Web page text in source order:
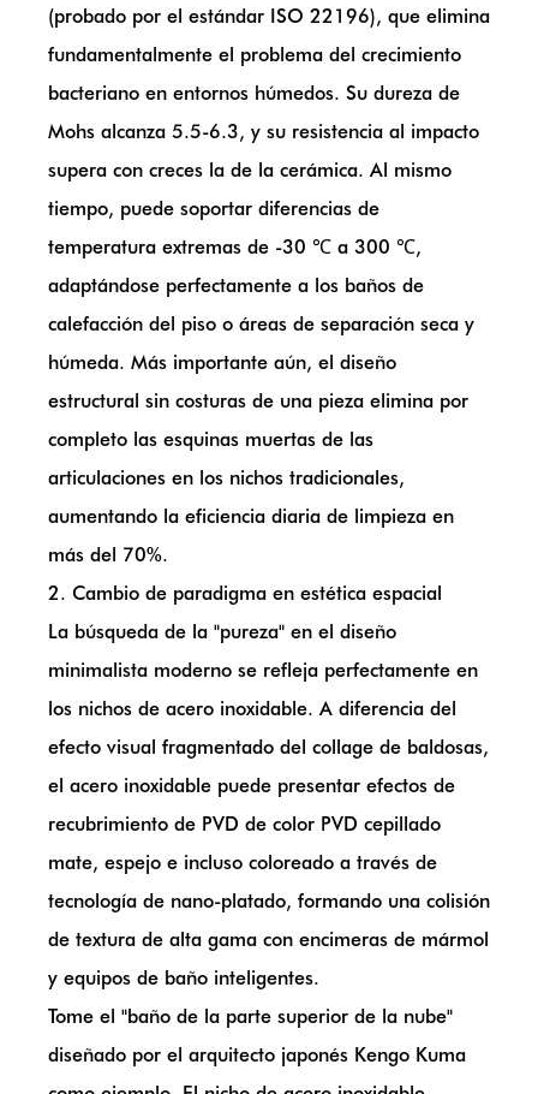
(probado por el estándar ISO 22196), que elimina
fundamentalmente el problema del crecimiento
bacteriano en entornos húmedos. Su dureza de
Mohs alcanza 5.5-6.3, y su resistencia al impacto
supera con creces la de la cerámica. Al mismo
tiempo, puede soportar diferencias de
temperatura extremas de -30 ℃ a 300 ℃,
adaptándose perfectamente a los baños de
calefacción del piso o áreas de separación seca y
húmeda. Más importante aún, el diseño
estructural sin costuras de una pieza elimina por
completo las esquinas muertas de las
articulaciones en los nichos tradicionales,
aumentando la eficiencia diaria de limpieza en
más del 70%.
2. Cambio de paradigma en estética espacial
La búsqueda de la "pureza" en el diseño
minimalista moderno se refleja perfectamente en
los nichos de acero inoxidable. A diferencia del
efecto visual fragmentado del collage de baldosas,
el acero inoxidable puede presentar efectos de
recubrimiento de PVD de color PVD cepillado
mate, espejo e incluso coloreado a través de
tecnología de nano-platado, formando una colisión
de textura de alta gama con encimeras de mármol
y equipos de baño inteligentes.
Tome el "baño de la parte superior de la nube"
diseñado por el arquitecto japonés Kengo Kuma